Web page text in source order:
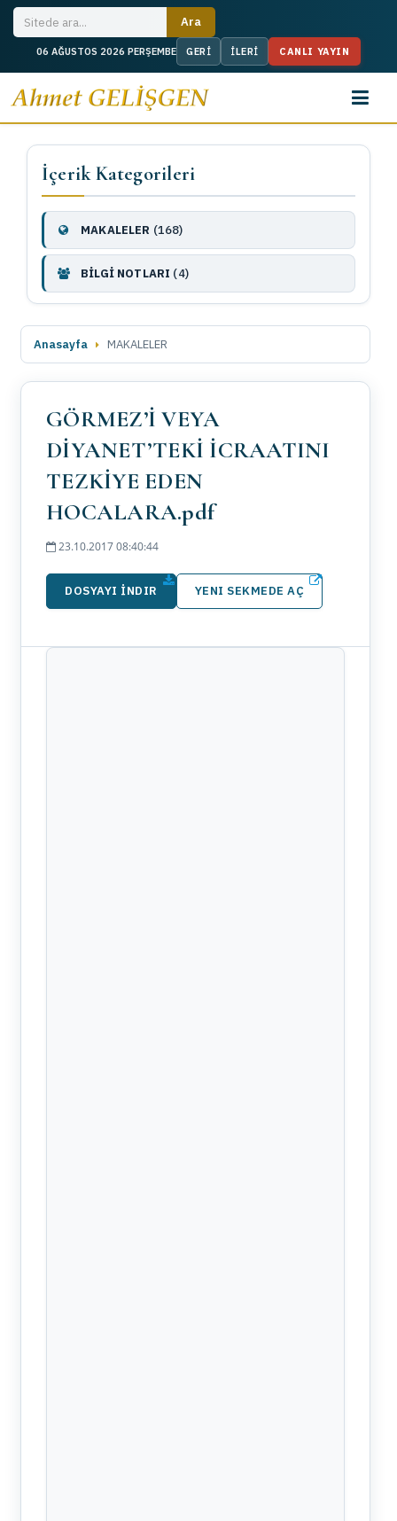
06 AĞUSTOS 2026 PERŞEMBE CANLI YAYIN
İçerik Kategorileri
MAKALELER (168)
BİLGİ NOTLARI (4)
Anasayfa MAKALELER
GÖRMEZ’İ VEYA
DİYANET’TEKİ İCRAATINI
TEZKİYE EDEN
HOCALARA.pdf
23.10.2017 08:40:44
DOSYAYI İNDIR YENI SEKMEDE AÇ